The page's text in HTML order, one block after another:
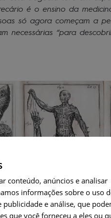
é o ensino da
só agora começam a
necessárias “para
conteúdo, anúncios e analisar
informações sobre o uso
e análise, que
que você forneceu a eles ou